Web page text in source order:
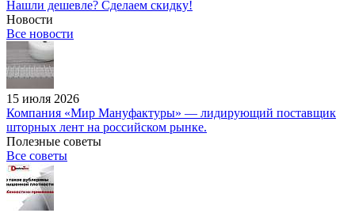
Нашли дешевле? Сделаем скидку!
Новости
Все новости
15 июля 2026
Компания «Мир Мануфактуры» — лидирующий поставщик
шторных лент на российском рынке.
Полезные советы
Все советы